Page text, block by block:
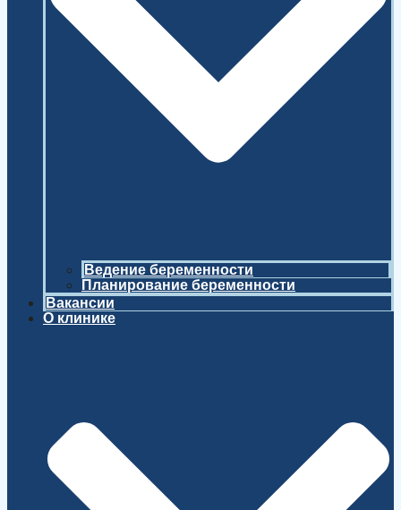
Ведение беременности
Планирование беременности
Вакансии
О клинике